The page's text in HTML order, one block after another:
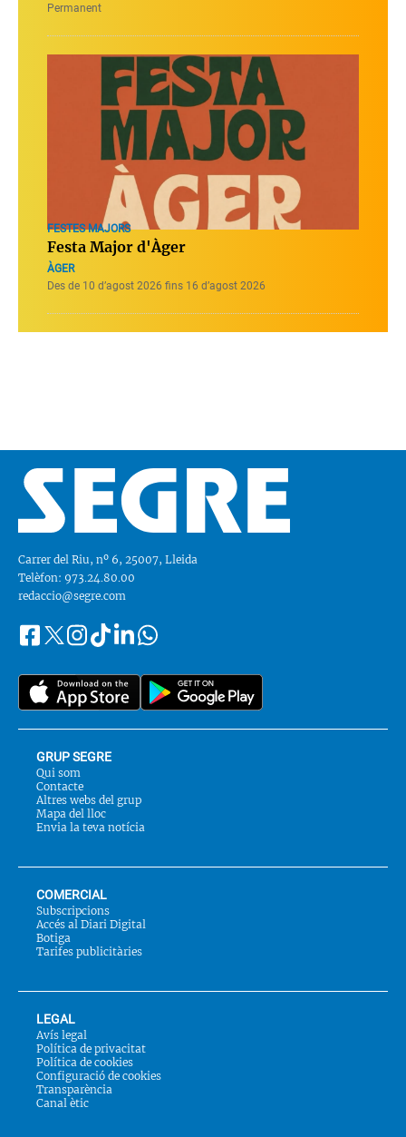
Permanent
FESTES MAJORS
Festa Major d'Àger
ÀGER
Des de 10 d’agost 2026 fins 16 d’agost 2026
Carrer del Riu, nº 6, 25007, Lleida
Telèfon: 973.24.80.00
redaccio@segre.com
Segueix-
a::
FacebookInstagram
TiktokLinkedinWhatsapp
GRUP SEGRE
Qui som
Contacte
Altres webs del grup
Mapa del lloc
Envia la teva notícia
COMERCIAL
Subscripcions
Accés al Diari Digital
Botiga
Tarifes publicitàries
LEGAL
Avís legal
Política de privacitat
Política de cookies
Configuració de cookies
Transparència
Canal ètic